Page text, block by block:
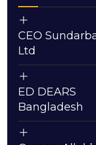
CEO
Ltd
ED DEARS
Bangladesh